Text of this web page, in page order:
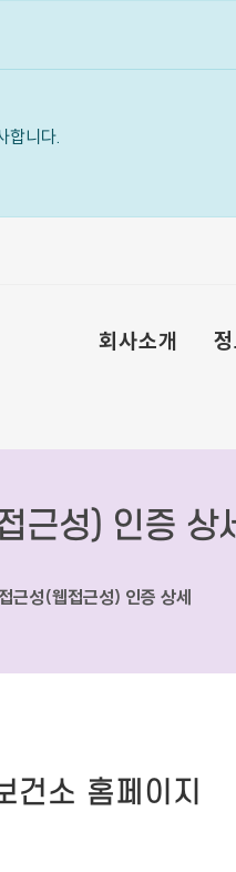
합니다.
회사소개
근성) 인증 상
근성(웹접근성) 인증 상세
건소 홈페이지